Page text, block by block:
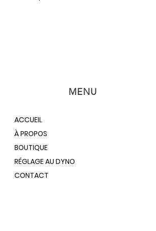
MENU
ACCUEIL
À PROPOS
BOUTIQUE
RÉGLAGE AU DYNO
CONTACT